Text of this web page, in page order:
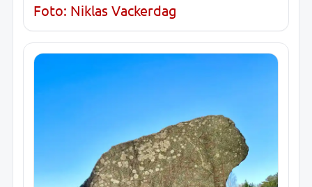
Foto: Niklas Vackerdag